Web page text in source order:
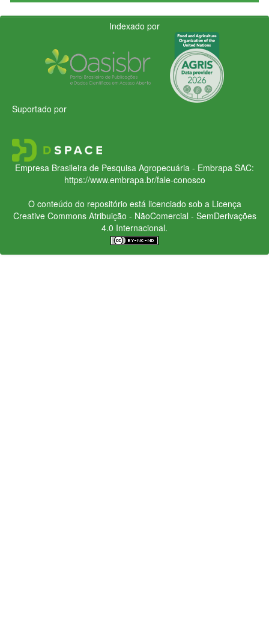
Indexado por
Suportado por
Empresa Brasileira de Pesquisa Agropecuária - Embrapa SAC:
https://www.embrapa.br/fale-conosco
O conteúdo do repositório está licenciado sob a Licença
Creative CommonsAtribuição - NãoComercial - SemDerivações
4.0 Internacional.